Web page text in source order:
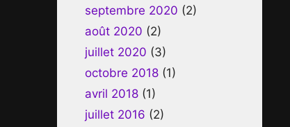
septembre 2020 (2)
août 2020 (2)
juillet 2020 (3)
octobre 2018 (1)
avril 2018 (1)
juillet 2016 (2)